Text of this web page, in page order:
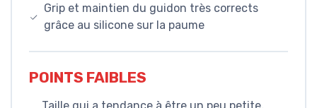
Grip et maintien du guidon très corrects
grâce au silicone sur la paume
POINTS FAIBLES